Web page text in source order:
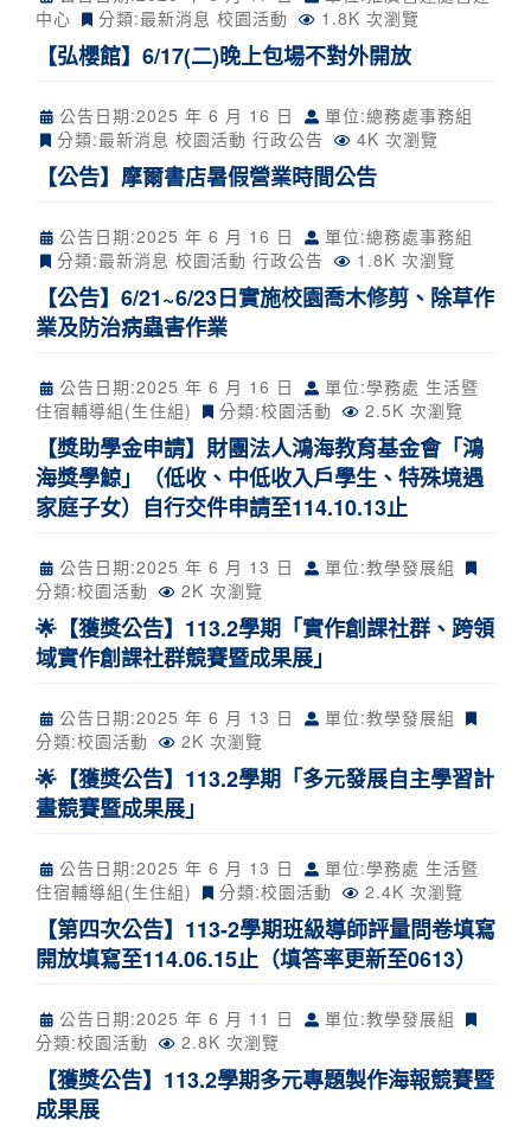
中心
分類:最新消息 校園活動 1.8K 次瀏覽
【弘櫻館】6/17(二)晚上包場不對外開放
公告日期:2025 年 6 月 16 日
單位:總務處事務組
分類:最新消息 校園活動 行政公告 4K 次瀏覽
【公告】摩爾書店暑假營業時間公告
公告日期:2025 年 6 月 16 日
單位:總務處事務組
分類:最新消息 校園活動 行政公告 1.8K 次瀏覽
【公告】6/21~6/23日實施校園喬木修剪、除草作
業及防治病蟲害作業
公告日期:2025 年 6 月 16 日
單位:學務處 生活暨
住宿輔導組(生住組)
分類:校園活動 2.5K 次瀏覽
【獎助學金申請】財團法人鴻海教育基金會「鴻
海獎學鯨」（低收、中低收入戶學生、特殊境遇
家庭子女）自行交件申請至114.10.13止
公告日期:2025 年 6 月 13 日
單位:教學發展組
分類:校園活動 2K 次瀏覽
🌟【獲獎公告】113.2學期「實作創課社群、跨領
域實作創課社群競賽暨成果展」
公告日期:2025 年 6 月 13 日
單位:教學發展組
分類:校園活動 2K 次瀏覽
🌟【獲獎公告】113.2學期「多元發展自主學習計
畫競賽暨成果展」
公告日期:2025 年 6 月 13 日
單位:學務處 生活暨
住宿輔導組(生住組)
分類:校園活動 2.4K 次瀏覽
【第四次公告】113-2學期班級導師評量問卷填寫
開放填寫至114.06.15止（填答率更新至0613）
公告日期:2025 年 6 月 11 日
單位:教學發展組
分類:校園活動 2.8K 次瀏覽
【獲獎公告】113.2學期多元專題製作海報競賽暨
成果展